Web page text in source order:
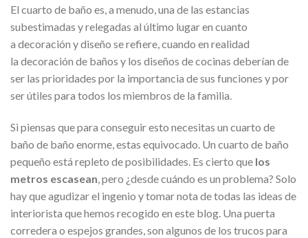
El cuarto de baño es, a menudo, una de las estancias
subestimadas y relegadas al último lugar en cuanto
a decoración y diseño se refiere, cuando en realidad
la decoración de baños y los diseños de cocinas deberían de
ser las prioridades por la importancia de sus funciones y por
ser útiles para todos los miembros de la familia.
Si piensas que para conseguir esto necesitas un cuarto de
baño de baño enorme, estas equivocado. Un cuarto de baño
pequeño está repleto de posibilidades. Es cierto que los
metros escasean, pero ¿desde cuándo es un problema? Solo
hay que agudizar el ingenio y tomar nota de todas las ideas de
interiorista que hemos recogido en este blog. Una puerta
corredera o espejos grandes, son algunos de los trucos para